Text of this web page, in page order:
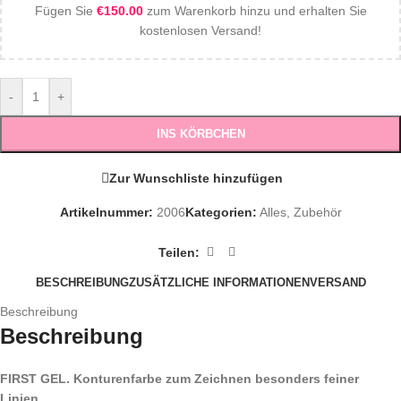
Fügen Sie €150.00zum Warenkorb hinzu und erhalten Sie
kostenlosen Versand!
- +
INS KÖRBCHEN
Zur Wunschliste hinzufügen
Artikelnummer: 2006Kategorien: Alles, Zubehör
Teilen:
BESCHREIBUNGZUSÄTZLICHE INFORMATIONENVERSAND
Beschreibung
Beschreibung
FIRST GEL. Konturenfarbe zum Zeichnen besonders feiner